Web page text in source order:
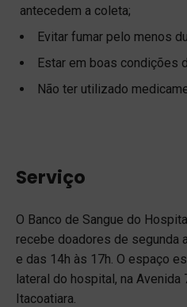
antecedem a coleta;
Evitar fumar pelo menos
Estar em boas condições
Não ter utilizado
Serviço
O Banco de Sangue do
recebe doadores de segunda
e das 14h às 17h. O espaço
lateral do hospital, na Avenida
Itacoatiara.